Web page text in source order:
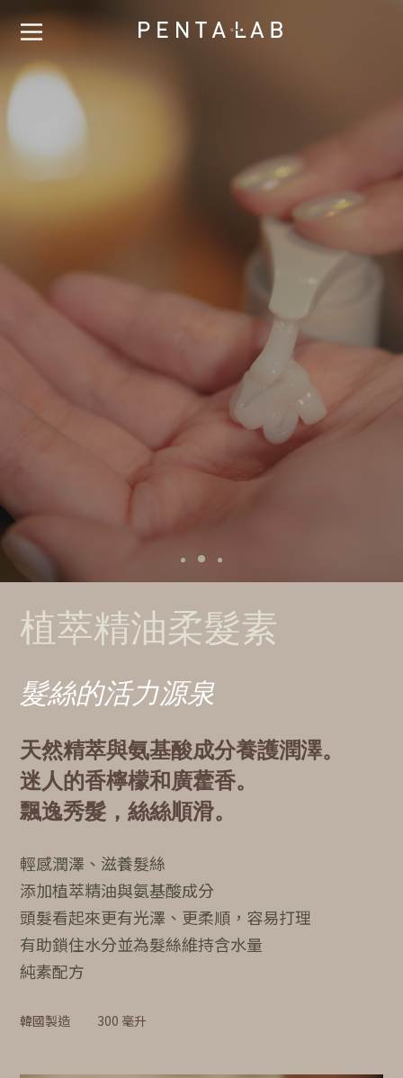
植萃精油柔髮素
髮絲的活力源泉
天然精萃與氨基酸成分養護潤澤。
迷人的香檸檬和廣藿香。
飄逸秀髮，絲絲順滑。
輕感潤澤、滋養髮絲
添加植萃精油與氨基酸成分
頭髮看起來更有光澤、更柔順，容易打理
有助鎖住水分並為髮絲維持含水量
純素配方
韓國製造 300 毫升